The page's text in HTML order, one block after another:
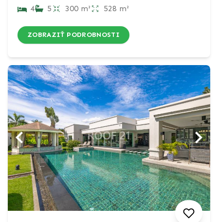
4 5 300 m² 528 m²
ZOBRAZIŤ PODROBNOSTI